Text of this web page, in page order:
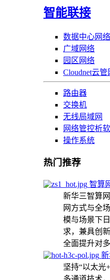
智能联接
数据中心网络
广域网络
园区网络
Cloudnet云管
路由器
交换机
无线局域网
网络管控析
操作系统
热门推荐
智算
新华三智算
网方式与全
模与场景下
求，兼具创
全面提升对
坚持“以太光